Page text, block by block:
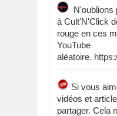
N'oublions
à Cult'N'Click
rouge en ces
YouTube
aléatoire.
Si vous
vidéos et
partager. Cela